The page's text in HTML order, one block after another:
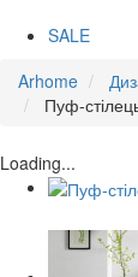
SALE
Arhome
Пуф-
Loading...